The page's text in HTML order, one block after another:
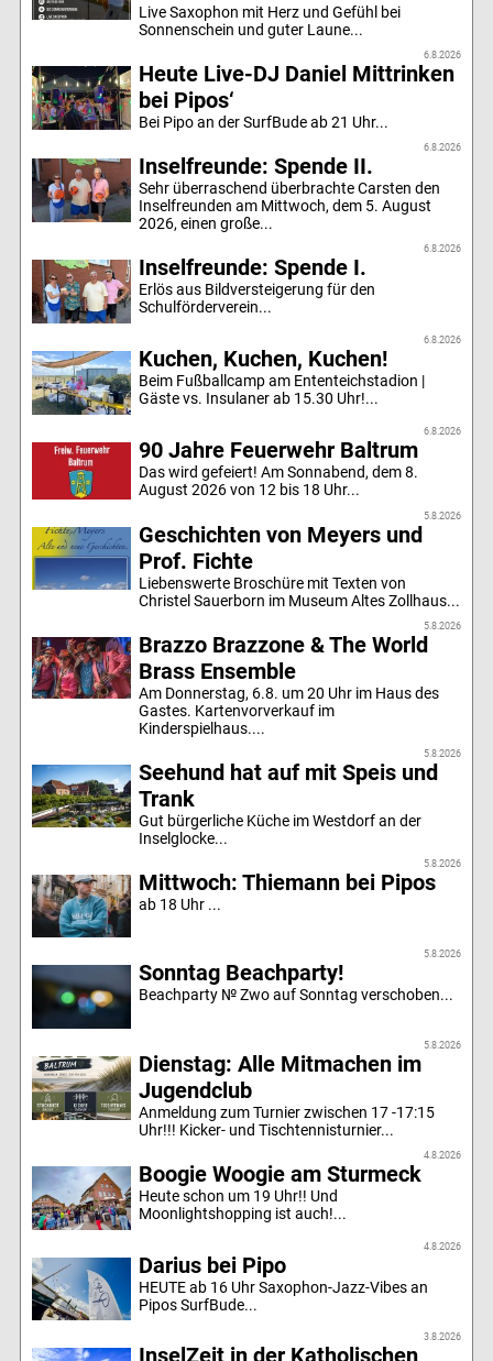
Live Saxophon mit Herz und Gefühl bei
Sonnenschein und guter Laune...
6.8.2026
Heute Live-DJ Daniel Mittrinken
bei Pipos‘
Bei Pipo an der SurfBude ab 21 Uhr...
6.8.2026
Inselfreunde: Spende II.
Sehr überraschend überbrachte Carsten den
Inselfreunden am Mittwoch, dem 5. August
2026, einen große...
6.8.2026
Inselfreunde: Spende I.
Erlös aus Bildversteigerung für den
Schulförderverein...
6.8.2026
Kuchen, Kuchen, Kuchen!
Beim Fußballcamp am Ententeichstadion |
Gäste vs. Insulaner ab 15.30 Uhr!...
6.8.2026
90 Jahre Feuerwehr Baltrum
Das wird gefeiert! Am Sonnabend, dem 8.
August 2026 von 12 bis 18 Uhr...
5.8.2026
Geschichten von Meyers und
Prof. Fichte
Liebenswerte Broschüre mit Texten von
Christel Sauerborn im Museum Altes Zollhaus...
5.8.2026
Brazzo Brazzone & The World
Brass Ensemble
Am Donnerstag, 6.8. um 20 Uhr im Haus des
Gastes. Kartenvorverkauf im
Kinderspielhaus....
5.8.2026
Seehund hat auf mit Speis und
Trank
Gut bürgerliche Küche im Westdorf an der
Inselglocke...
5.8.2026
Mittwoch: Thiemann bei Pipos
ab 18 Uhr ...
5.8.2026
Sonntag Beachparty!
Beachparty № Zwo auf Sonntag verschoben...
5.8.2026
Dienstag: Alle Mitmachen im
Jugendclub
Anmeldung zum Turnier zwischen 17 -17:15
Uhr!!! Kicker- und Tischtennisturnier...
4.8.2026
Boogie Woogie am Sturmeck
Heute schon um 19 Uhr!! Und
Moonlightshopping ist auch!...
4.8.2026
Darius bei Pipo
HEUTE ab 16 Uhr Saxophon-Jazz-Vibes an
Pipos SurfBude...
3.8.2026